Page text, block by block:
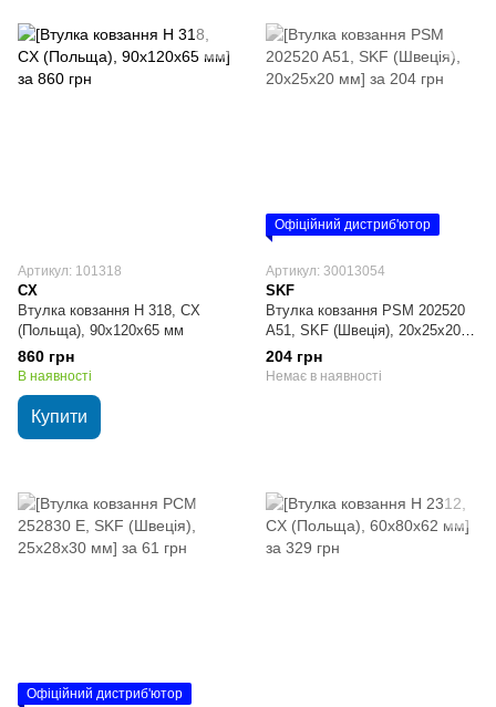
Артикул: 101318
CX
Втулка ковзання H 318, CX
(Польща), 90х120х65 мм
860 грн
В наявності
Купити
Офіційний дистриб'ютор
Артикул: 30013054
SKF
Втулка ковзання PSM 202520
A51, SKF (Швеція), 20х25х20
мм
204 грн
Немає в наявності
Офіційний дистриб'ютор